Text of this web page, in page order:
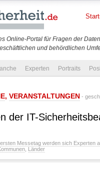
Online-Portal für Fragen der
und behördlichen
Experten Portraits
, VERANSTALTUNGEN -
der IT-
Messetag werden sich Experten
Länder